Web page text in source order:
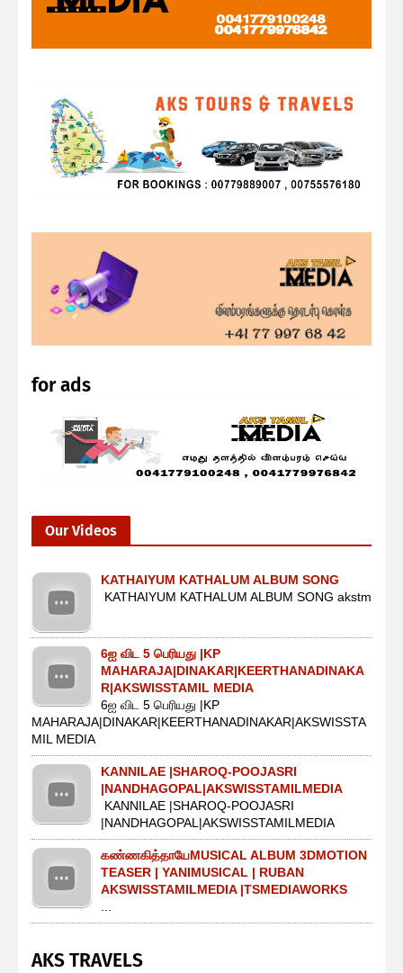
for ads
Our Videos
KATHAIYUM KATHALUM ALBUM SONG
KATHAIYUM KATHALUM ALBUM SONG akstm
6ஐ விட 5 பெரியது |KP
MAHARAJA|DINAKAR|KEERTHANADINAKA
R|AKSWISSTAMIL MEDIA
6ஐ விட 5 பெரியது |KP
MAHARAJA|DINAKAR|KEERTHANADINAKAR|AKSWISSTA
MIL MEDIA
KANNILAE |SHAROQ-POOJASRI
|NANDHAGOPAL|AKSWISSTAMILMEDIA
KANNILAE |SHAROQ-POOJASRI
|NANDHAGOPAL|AKSWISSTAMILMEDIA
கண்ணகித்தாயேMUSICAL ALBUM 3DMOTION
TEASER | YANIMUSICAL | RUBAN
AKSWISSTAMILMEDIA |TSMEDIAWORKS
AKS TRAVELS